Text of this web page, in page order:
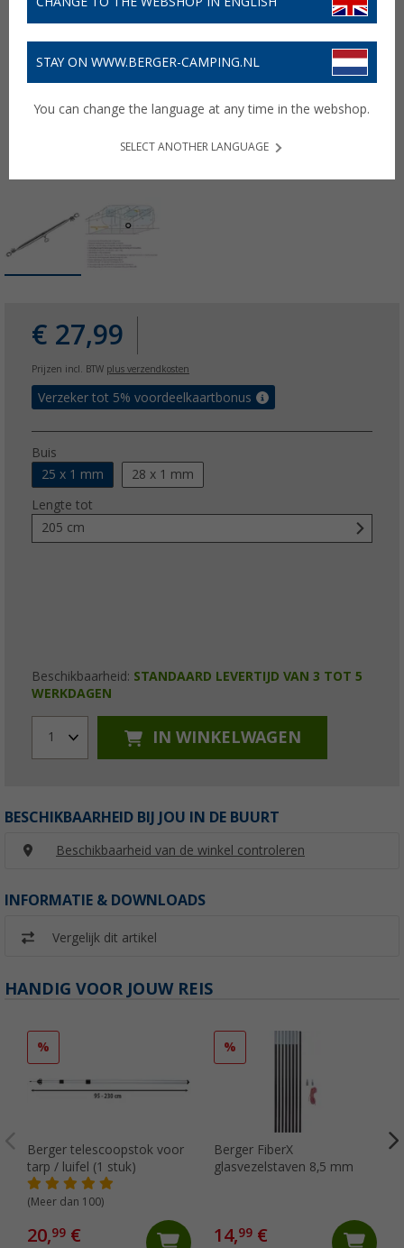
€ 27,99
Prijzen incl. BTW plus verzendkosten
Verzeker tot 5% voordeelkaartbonus
Buis
25 x 1 mm
28 x 1 mm
Lengte tot
205 cm
Beschikbaarheid: STANDAARD LEVERTIJD VAN 3 TOT 5
WERKDAGEN
1 IN WINKELWAGEN
BESCHIKBAARHEID BIJ JOU IN DE BUURT
Beschikbaarheid van de winkel controleren
INFORMATIE & DOWNLOADS
Vergelijk dit artikel
HANDIG VOOR JOUW REIS
%
Berger telescoopstok voor
tarp / luifel (1 stuk)
(Meer dan 100)
20,99 €
%
Berger FiberX
glasvezelstaven 8,5 mm
14,99€
STAY ON WWW.BERGER-CAMPING.NL
You can change the language at any time in the webshop.
SELECT ANOTHER LANGUAGE